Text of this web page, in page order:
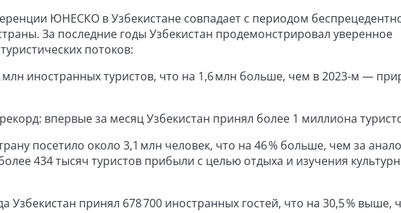
ЮНЕСКО в Узбекистане совпадает с периодом
За последние годы Узбекистан продемонстрировал уверенное
потоков:
млн иностранных туристов, что на 1,6 млн больше, чем в 2023-м —
впервые за месяц Узбекистан принял более 1 миллиона
посетило около 3,1 млн человек, что на 46 % больше, чем за
434 тысяч туристов прибыли с целью отдыха и изучения
Узбекистан принял 678 700 иностранных гостей, что на 30,5 % выше,